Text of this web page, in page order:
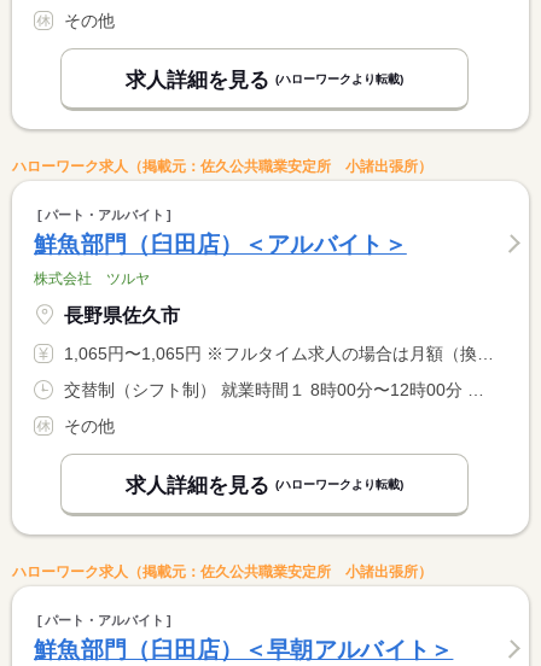
その他
求人詳細を見る (ハローワークより転載)
ハローワーク求人（掲載元：佐久公共職業安定所 小諸出張所）
パート・アルバイト
鮮魚部門（臼田店）＜アルバイト＞
株式会社 ツルヤ
長野県佐久市
1,065円〜1,065円 ※フルタイム求人の場合は月額（換算額）、パート求人の場合は時間額を表示しています。
その他
求人詳細を見る (ハローワークより転載)
ハローワーク求人（掲載元：佐久公共職業安定所 小諸出張所）
パート・アルバイト
鮮魚部門（臼田店）＜早朝アルバイト＞